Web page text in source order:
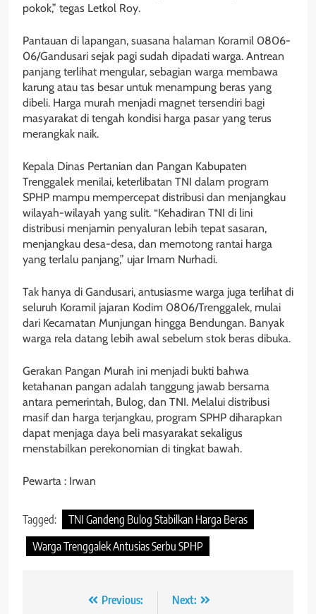
pokok,” tegas Letkol Roy.
Pantauan di lapangan, suasana halaman Koramil 0806-
06/Gandusari sejak pagi sudah dipadati warga. Antrean
panjang terlihat mengular, sebagian warga membawa
karung atau tas besar untuk menampung beras yang
dibeli. Harga murah menjadi magnet tersendiri bagi
masyarakat di tengah kondisi harga pasar yang terus
merangkak naik.
Kepala Dinas Pertanian dan Pangan Kabupaten
Trenggalek menilai, keterlibatan TNI dalam program
SPHP mampu mempercepat distribusi dan menjangkau
wilayah-wilayah yang sulit. “Kehadiran TNI di lini
distribusi menjamin penyaluran lebih tepat sasaran,
menjangkau desa-desa, dan memotong rantai harga
yang terlalu panjang,” ujar Imam Nurhadi.
Tak hanya di Gandusari, antusiasme warga juga terlihat di
seluruh Koramil jajaran Kodim 0806/Trenggalek, mulai
dari Kecamatan Munjungan hingga Bendungan. Banyak
warga rela datang lebih awal sebelum stok beras dibuka.
Gerakan Pangan Murah ini menjadi bukti bahwa
ketahanan pangan adalah tanggung jawab bersama
antara pemerintah, Bulog, dan TNI. Melalui distribusi
masif dan harga terjangkau, program SPHP diharapkan
dapat menjaga daya beli masyarakat sekaligus
menstabilkan perekonomian di tingkat bawah.
Pewarta : Irwan
Tagged:
TNI Gandeng Bulog Stabilkan Harga Beras
Warga Trenggalek Antusias Serbu SPHP
Navigasi Previous: Next: